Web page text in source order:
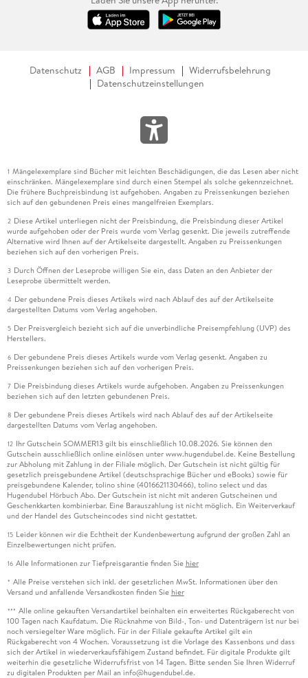
Datenschutz AGB Impressum
Widerrufsbelehrung
Datenschutzeinstellungen
1 Mängelexemplare sind Bücher mit leichten Beschädigungen, die das Lesen aber nicht
einschränken. Mängelexemplare sind durch einen Stempel als solche gekennzeichnet.
Die frühere Buchpreisbindung ist aufgehoben. Angaben zu Preissenkungen beziehen
sich auf den gebundenen Preis eines mangelfreien Exemplars.
2 Diese Artikel unterliegen nicht der Preisbindung, die Preisbindung dieser Artikel
wurde aufgehoben oder der Preis wurde vom Verlag gesenkt. Die jeweils zutreffende
Alternative wird Ihnen auf der Artikelseite dargestellt. Angaben zu Preissenkungen
beziehen sich auf den vorherigen Preis.
3 Durch Öffnen der Leseprobe willigen Sie ein, dass Daten an den Anbieter der
Leseprobe übermittelt werden.
4 Der gebundene Preis dieses Artikels wird nach Ablauf des auf der Artikelseite
dargestellten Datums vom Verlag angehoben.
5 Der Preisvergleich bezieht sich auf die unverbindliche Preisempfehlung (UVP) des
Herstellers.
6 Der gebundene Preis dieses Artikels wurde vom Verlag gesenkt. Angaben zu
Preissenkungen beziehen sich auf den vorherigen Preis.
7 Die Preisbindung dieses Artikels wurde aufgehoben. Angaben zu Preissenkungen
beziehen sich auf den letzten gebundenen Preis.
8 Der gebundene Preis dieses Artikels wird nach Ablauf des auf der Artikelseite
dargestellten Datums vom Verlag angehoben.
12 Ihr Gutschein SOMMER13 gilt bis einschließlich 10.08.2026. Sie können den
Gutschein ausschließlich online einlösen unter www.hugendubel.de. Keine Bestellung
zur Abholung mit Zahlung in der Filiale möglich. Der Gutschein ist nicht gültig für
gesetzlich preisgebundene Artikel (deutschsprachige Bücher und eBooks) sowie für
preisgebundene Kalender, tolino shine (4016621130466), tolino select und das
Hugendubel Hörbuch Abo. Der Gutschein ist nicht mit anderen Gutscheinen und
Geschenkkarten kombinierbar. Eine Barauszahlung ist nicht möglich. Ein Weiterverkauf
und der Handel des Gutscheincodes sind nicht gestattet.
15 Leider können wir die Echtheit der Kundenbewertung aufgrund der großen Zahl an
Einzelbewertungen nicht prüfen.
16 Alle Informationen zur Tiefpreisgarantie finden Sie hier
* Alle Preise verstehen sich inkl. der gesetzlichen MwSt. Informationen über den
Versand und anfallende Versandkosten finden Sie hier
*** Alle online gekauften Versandartikel beinhalten ein erweitertes Rückgaberecht von
100 Tagen nach Kaufdatum. Die Rücknahme von Bild-, Ton- und Datenträgern ist nur bei
noch versiegelter Ware möglich. Für in der Filiale gekaufte Artikel gilt ein
Rückgaberecht von 4 Wochen. Voraussetzung ist die Vorlage des Kassenbons und dass
sich der Artikel in wiederverkaufsfähigem Zustand befindet. Für digitale Produkte gilt
weiterhin die gesetzliche Widerrufsfrist von 14 Tagen. Bitte senden Sie Ihren Widerruf
zu digitalen Produkten per Mail an info@hugendubel.de.